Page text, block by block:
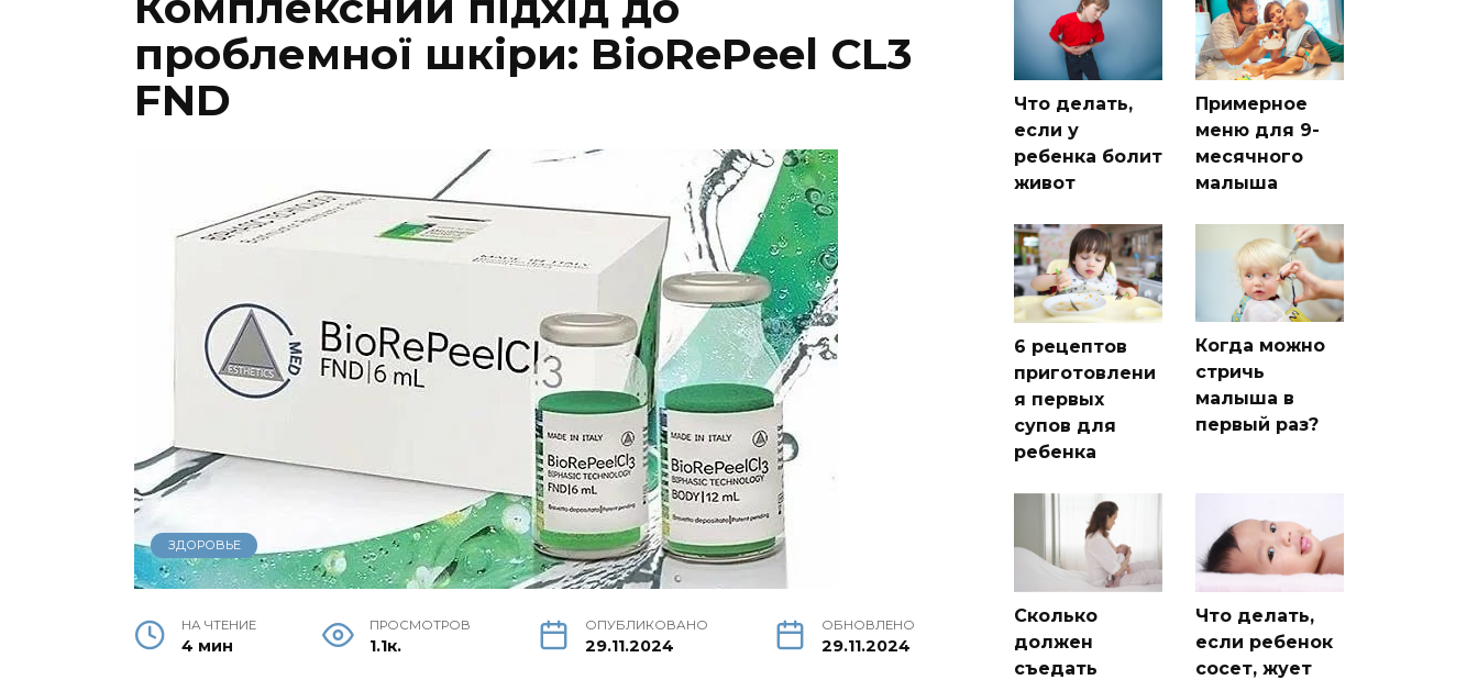
проблемної шкіри: BioRePeel CL3
FND
ЗДОРОВЬЕ
НА ЧТЕНИЕ
4 мин
ПРОСМОТРОВ
1.1к.
ОПУБЛИКОВАНО
29.11.2024
ОБНОВЛЕНО
29.11.2024
Что делать,
если у
ребенка болит
живот
Примерное
меню для 9-
месячного
малыша
6 рецептов
приготовлени
я первых
супов для
ребенка
Когда можно
стричь
малыша в
первый раз?
Сколько
должен
съедать
Что делать,
если ребенок
сосет, жует